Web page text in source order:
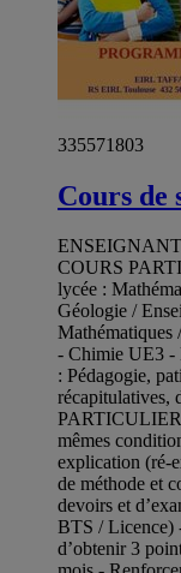
335571803
Cours de
COURS
lycée :
Géologie /
- Chimie UE3 -
: Pédagogie,
récapitulatives,
mêmes
explication (ré-
de méthode et
devoirs et
BTS / Licence)
d’obtenir 3